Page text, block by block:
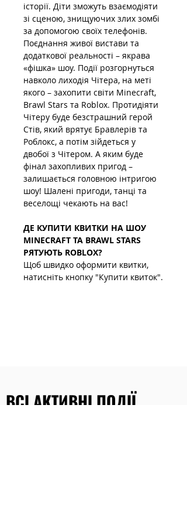
історії. Діти зможуть взаємодіяти
зі сценою, знищуючих злих зомбі
за допомогою своїх телефонів.
Поєднання живої вистави та
додаткової реальності – якрава
«фішка» шоу. Події розгорнуться
навколо лиходія Чітера, на меті
якого – захопити світи Minecraft,
Brawl Stars та Roblox. Протидіяти
Чітеру буде безстрашний герой
Стів, який врятує Бравлерів та
Роблокс, а потім зійдеться у
двобої з Чітером. А яким буде
фінал захопливих пригод –
залишається головною інтригою
шоу! Шалені пригоди, танці та
веселощі чекають на вас!
ДЕ КУПИТИ КВИТКИ НА ШОУ
MINECRAFT ТА BRAWL STARS
РЯТУЮТЬ ROBLOX?
Щоб швидко оформити квитки,
натисніть кнопку "Купити квиток".
ВСІ АКТИВНІ ПОДІЇ